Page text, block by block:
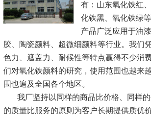
有：山东氧化铁红
化铁黑、氧化铁绿
产品广泛应用于油
胶、陶瓷颜料、超微细颜料等行业。我们
色力、遮盖力、耐候性等特点赢得不少消
们对氧化铁颜料的研究，使用范围也越来
围也遍及全国各个地区。
我厂坚持以同样的商品比价格、同样的
的质量比服务的原则为客户长期提供质优